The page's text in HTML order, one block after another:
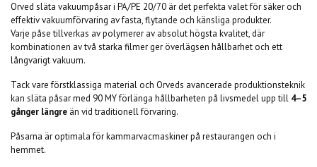
Orved släta vakuumpåsar i PA/PE 20/70 är det perfekta valet för säker och
effektiv vakuumförvaring av fasta, flytande och känsliga produkter.
Varje påse tillverkas av polymerer av absolut högsta kvalitet, där
kombinationen av två starka filmer ger överlägsen hållbarhet och ett
långvarigt vakuum.
Tack vare förstklassiga material och Orveds avancerade produktionsteknik
kan släta påsar med 90 MY förlänga hållbarheten på livsmedel upp till 4–5
gånger längre än vid traditionell förvaring.
Påsarna är optimala för kammarvacmaskiner på restaurangen och i
hemmet.